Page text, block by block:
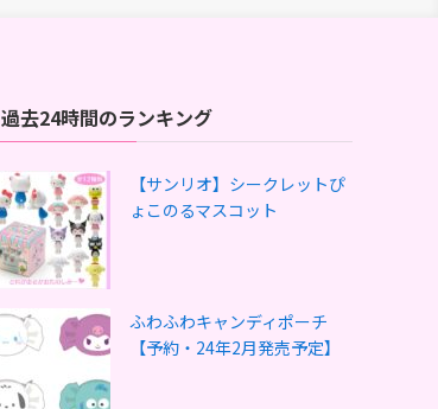
過去24時間のランキング
【サンリオ】シークレットぴ
ょこのるマスコット
ふわふわキャンディポーチ
【予約・24年2月発売予定】